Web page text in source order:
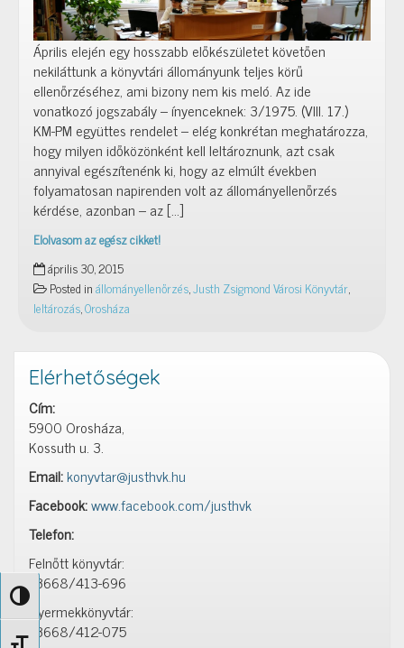
Nagy kontraszt váltása
Április elején egy hosszabb előkészületet követően
nekiláttunk a könyvtári állományunk teljes körű
ellenőrzéséhez, ami bizony nem kis meló. Az ide
vonatkozó jogszabály – ínyenceknek: 3/1975. (VIII. 17.)
KM-PM együttes rendelet – elég konkrétan meghatározza,
hogy milyen időközönként kell leltároznunk, azt csak
annyival egészítenénk ki, hogy az elmúlt években
folyamatosan napirenden volt az állományellenőrzés
kérdése, azonban – az […]
Elolvasom az egész cikket!
Állományellenőrzés,
2015.április 30, 2015
Posted inállományellenőrzés,Justh Zsigmond Városi Könyvtár,
leltározás,Orosháza
Elérhetőségek
Cím:
5900 Orosháza,
Kossuth u. 3.
Email:konyvtar@justhvk.hu
Facebook:www.facebook.com/justhvk
Telefon:
Felnőtt könyvtár:
+3668/413-696
Gyermekkönyvtár:
+3668/412-075